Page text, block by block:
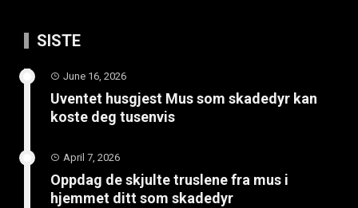
SISTE
June 16, 2026
Uventet husgjest Mus som skadedyr kan
koste deg tusenvis
April 7, 2026
Oppdag de skjulte truslene fra mus i
hjemmet ditt som skadedyr